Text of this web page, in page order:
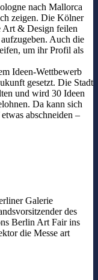
nach Mallorca
zeigen. Die Kölner
Art & Design feilen
Auch die
um ihr Profil als
Ideen-Wettbewerb
gesetzt. Die Stadt
und wird 30 Ideen
Da kann sich
abschneiden –
Galerie
des
Berlin Art Fair ins
die Messe art